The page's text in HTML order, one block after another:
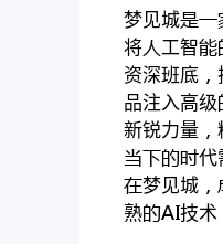
梦见城
将工智
资深班底
品注入高
新锐力量
代需
梦见城
熟技